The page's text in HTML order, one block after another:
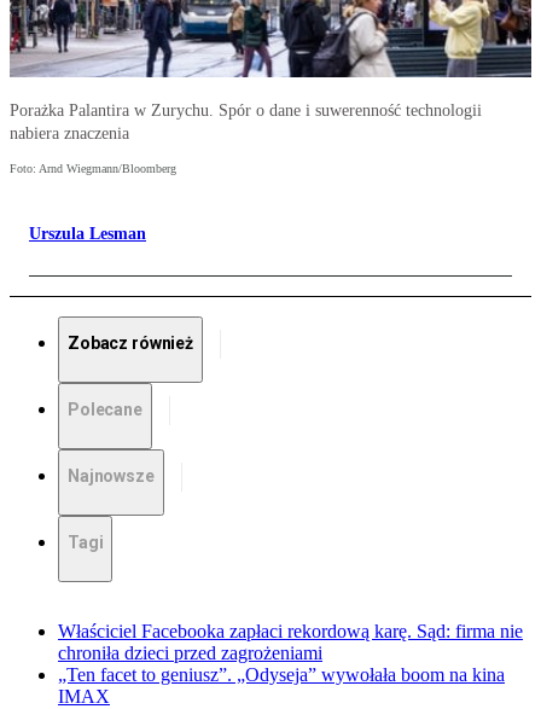
Porażka Palantira w Zurychu. Spór o dane i suwerenność technologii
nabiera znaczenia
Foto: Arnd Wiegmann/Bloomberg
Urszula Lesman
Zobacz również
Polecane
Najnowsze
Tagi
Właściciel Facebooka zapłaci rekordową karę. Sąd: firma nie
chroniła dzieci przed zagrożeniami
„Ten facet to geniusz”. „Odyseja” wywołała boom na kina
IMAX